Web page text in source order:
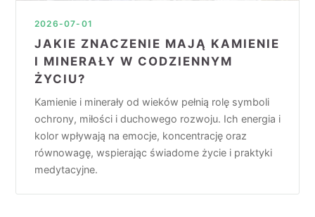
2026-07-01
JAKIE ZNACZENIE MAJĄ KAMIENIE
I MINERAŁY W CODZIENNYM
ŻYCIU?
Kamienie i minerały od wieków pełnią rolę symboli
ochrony, miłości i duchowego rozwoju. Ich energia i
kolor wpływają na emocje, koncentrację oraz
równowagę, wspierając świadome życie i praktyki
medytacyjne.